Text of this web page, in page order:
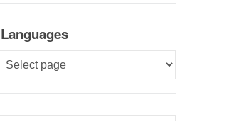
Languages
Languages